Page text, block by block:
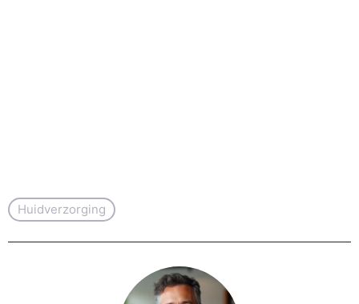
Huidverzorging